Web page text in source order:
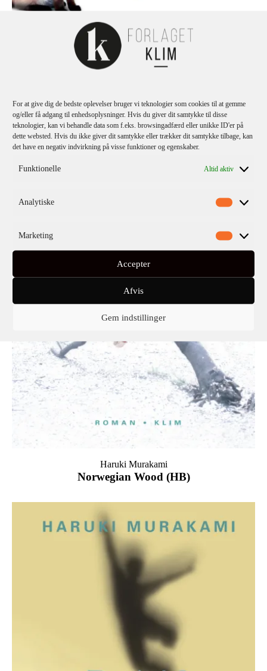
For at give dig de bedste oplevelser bruger vi teknologier som cookies til at gemme
og/eller få adgang til enhedsoplysninger. Hvis du giver dit samtykke til disse
teknologier, kan vi behandle data som f.eks. browsingadfærd eller unikke ID'er på
dette websted. Hvis du ikke giver dit samtykke eller trækker dit samtykke tilbage, kan
det have en negativ indvirkning på visse funktioner og egenskaber.
Funktionelle Altid aktiv
Analytiske
Marketing
Accepter
Afvis
Gem indstillinger
Kafka på stranden (HB)
Haruki Murakami
Norwegian Wood (HB)
Haruki Murakami